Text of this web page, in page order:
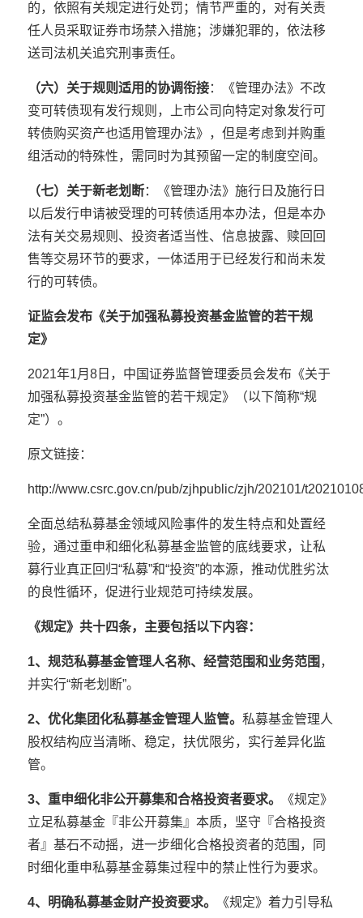
的，依照有关规定进行处罚；情节严重的，对有关责
任人员采取证券市场禁入措施；涉嫌犯罪的，依法移
送司法机关追究刑事责任。
（六）关于规则适用的协调衔接：《管理办法》不改
变可转债现有发行规则，上市公司向特定对象发行可
转债购买资产也适用管理办法》，但是考虑到并购重
组活动的特殊性，需同时为其预留一定的制度空间。
（七）关于新老划断：《管理办法》施行日及施行日
以后发行申请被受理的可转债适用本办法，但是本办
法有关交易规则、投资者适当性、信息披露、赎回回
售等交易环节的要求，一体适用于已经发行和尚未发
行的可转债。
证监会发布《关于加强私募投资基金监管的若干规
定》
2021年1月8日，中国证券监督管理委员会发布《关于
加强私募投资基金监管的若干规定》（以下简称“规
定”）。
原文链接：
http://www.csrc.gov.cn/pub/zjhpublic/zjh/202101/
全面总结私募基金领域风险事件的发生特点和处置经
验，通过重申和细化私募基金监管的底线要求，让私
募行业真正回归“私募”和“投资”的本源，推动优胜劣汰
的良性循环，促进行业规范可持续发展。
《规定》共十四条，主要包括以下内容：
1、 规范私募基金管理人名称、经营范围和业务范围 ，
并实行“新老划断”。
2、优化集团化私募基金管理人监管。 私募基金管理人
股权结构应当清晰、稳定，扶优限劣，实行差异化监
管。
3、重申细化非公开募集和合格投资者要求。
《规定》
立足私募基金『非公开募集』本质，坚守『合格投资
者』基石不动摇，进一步细化合格投资者的范围，同
时细化重申私募基金募集过程中的禁止性行为要求。
4、明确私募基金财产投资要求。 《规定》着力引导私